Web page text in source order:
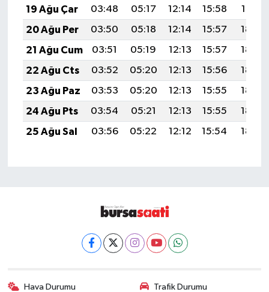
19 Ağu Çar
03:48 05:17 12:14 15:58
19:01
20 Ağu Per
03:50 05:18 12:14 15:57
18:59
21 Ağu Cum
03:51 05:19 12:13 15:57
18:58
22 Ağu Cts
03:52 05:20 12:13 15:56
18:57
23 Ağu Paz
03:53 05:20 12:13 15:55
18:55
24 Ağu Pts
03:54 05:21 12:13 15:55
18:54
25 Ağu Sal
03:56 05:22 12:12 15:54 18:52
Hava Durumu Trafik Durumu